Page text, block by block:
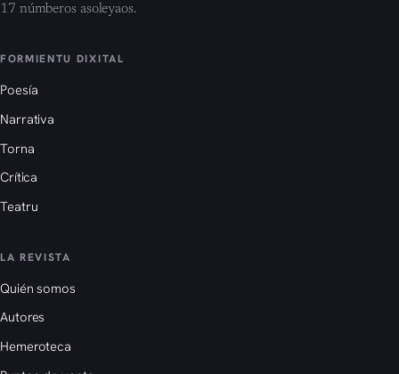
17 númberos asoleyaos.
FORMIENTU DIXITAL
Poesía
Narrativa
Torna
Crítica
Teatru
LA REVISTA
Quién somos
Autores
Hemeroteca